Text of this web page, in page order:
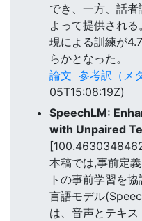
でき、一方、話
よって提供され
現による訓練が
らかとなった。
論文 参考訳（メ
05T15:08:19Z)
SpeechLM:
with Unpaired
本稿では,事前定
トの事前学習を
言語モデル
は、音声とテキ